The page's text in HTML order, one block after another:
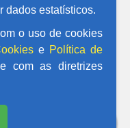
dados estatísticos.
o uso de cookies
e Política de
com as diretrizes